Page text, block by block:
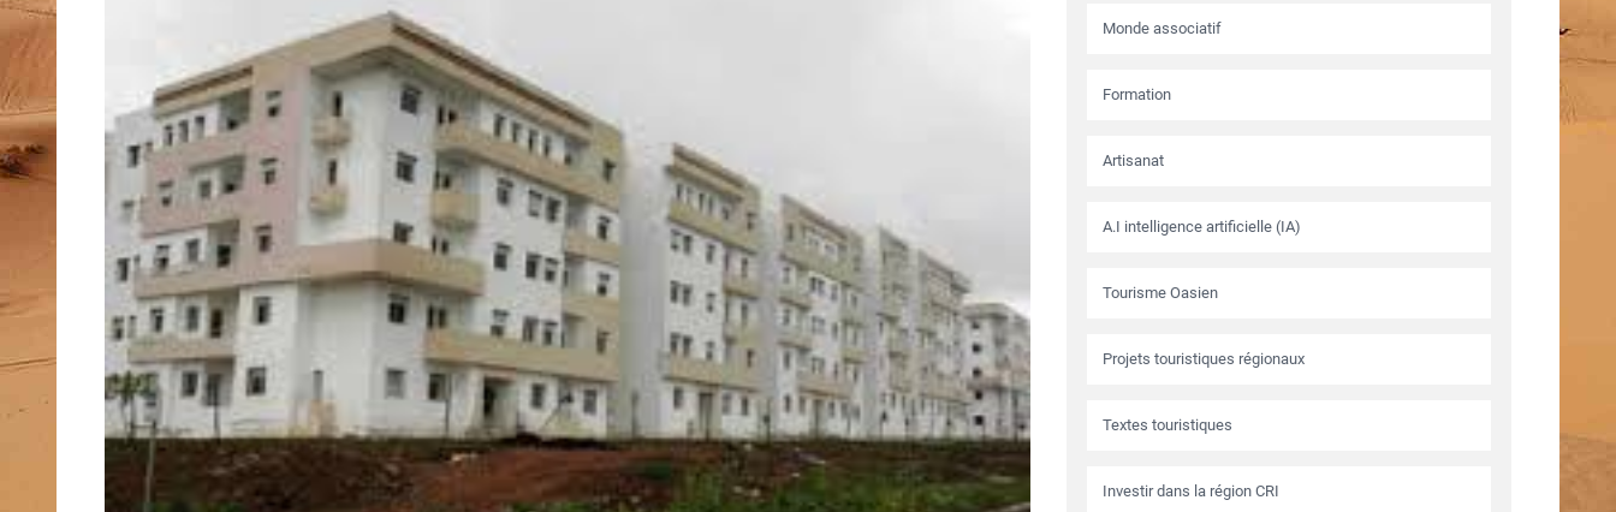
Monde associatif
Formation
Artisanat
A.I intelligence artificielle (IA)
Tourisme Oasien
Projets touristiques régionaux
Textes touristiques
Investir dans la région CRI